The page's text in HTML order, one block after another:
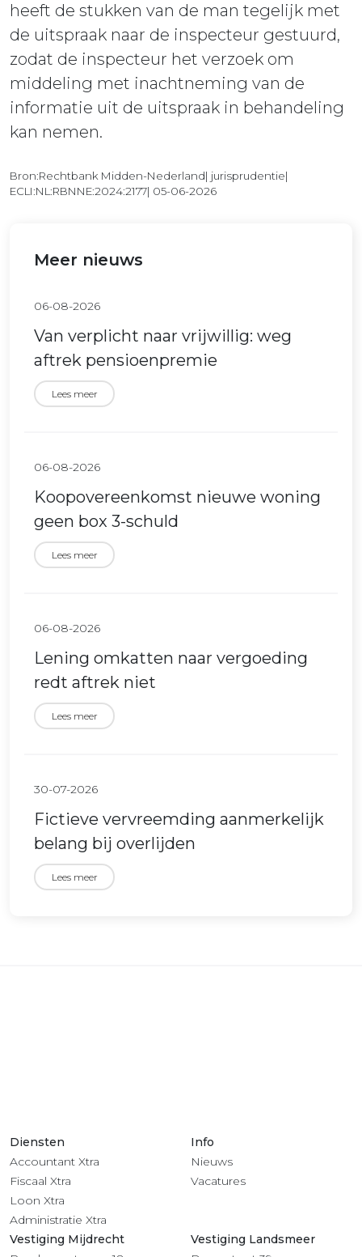
heeft de stukken van de man tegelijk met
de uitspraak naar de inspecteur gestuurd,
zodat de inspecteur het verzoek om
middeling met inachtneming van de
informatie uit de uitspraak in behandeling
kan nemen.
Bron:Rechtbank Midden-Nederland| jurisprudentie|
ECLI:NL:RBNNE:2024:2177| 05-06-2026
Meer nieuws
06-08-2026
Van verplicht naar vrijwillig: weg
aftrek pensioenpremie
Lees meer
06-08-2026
Koopovereenkomst nieuwe woning
geen box 3-schuld
Lees meer
06-08-2026
Lening omkatten naar vergoeding
redt aftrek niet
Lees meer
30-07-2026
Fictieve vervreemding aanmerkelijk
belang bij overlijden
Lees meer
Diensten
Accountant Xtra
Fiscaal Xtra
Loon Xtra
Administratie Xtra
Info
Nieuws
Vacatures
Vestiging Mijdrecht
Vestiging Landsmeer